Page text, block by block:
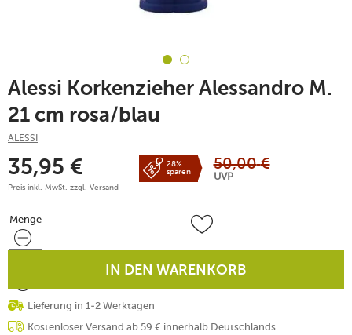
Alessi Korkenzieher Alessandro M.
21 cm rosa/blau
ALESSI
35,95 €
Preis inkl. MwSt. zzgl. Versand
28%
sparen
50,00 €
UVP
Menge
Menge
IN DEN WARENKORB
Lieferung in 1-2 Werktagen
Kostenloser Versand ab 59 € innerhalb Deutschlands